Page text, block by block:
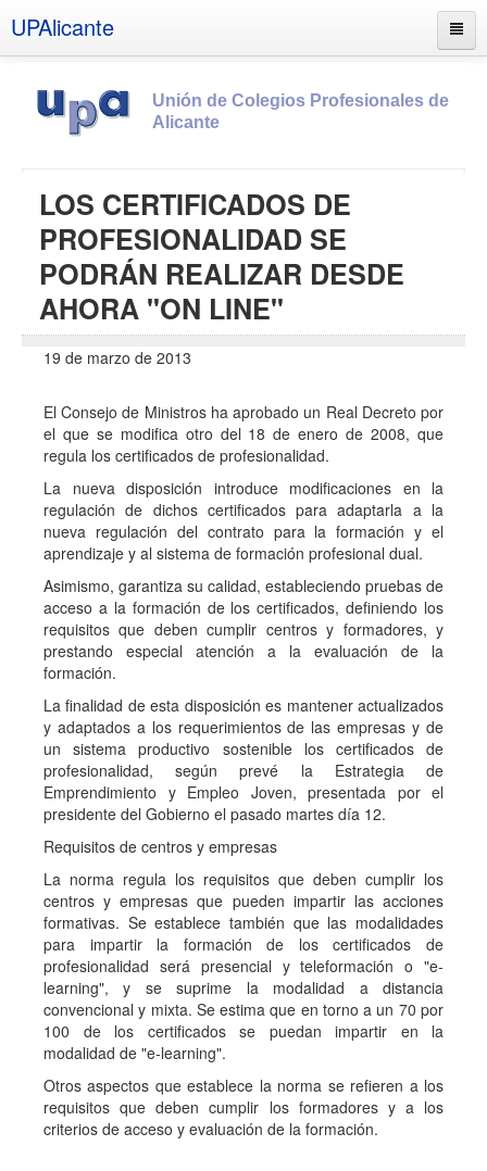
UPAlicante
Unión de Colegios Profesionales de
Alicante
Socios
Estatutos
Documentos
Boletines
UPSANA
PROA
LOS CERTIFICADOS DE
PROFESIONALIDAD SE
PODRÁN REALIZAR DESDE
AHORA "ON LINE"
19 de marzo de 2013
El Consejo de Ministros ha aprobado un Real Decreto por
el que se modifica otro del 18 de enero de 2008, que
regula los certificados de profesionalidad.
La nueva disposición introduce modificaciones en la
regulación de dichos certificados para adaptarla a la
nueva regulación del contrato para la formación y el
aprendizaje y al sistema de formación profesional dual.
Asimismo, garantiza su calidad, estableciendo pruebas de
acceso a la formación de los certificados, definiendo los
requisitos que deben cumplir centros y formadores, y
prestando especial atención a la evaluación de la
formación.
La finalidad de esta disposición es mantener actualizados
y adaptados a los requerimientos de las empresas y de
un sistema productivo sostenible los certificados de
profesionalidad, según prevé la Estrategia de
Emprendimiento y Empleo Joven, presentada por el
presidente del Gobierno el pasado martes día 12.
Requisitos de centros y empresas
La norma regula los requisitos que deben cumplir los
centros y empresas que pueden impartir las acciones
formativas. Se establece también que las modalidades
para impartir la formación de los certificados de
profesionalidad será presencial y teleformación o "e-
learning", y se suprime la modalidad a distancia
convencional y mixta. Se estima que en torno a un 70 por
100 de los certificados se puedan impartir en la
modalidad de "e-learning".
Otros aspectos que establece la norma se refieren a los
requisitos que deben cumplir los formadores y a los
criterios de acceso y evaluación de la formación.